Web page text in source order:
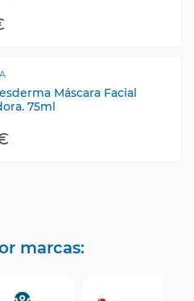
Máscara Facial
75ml
marcas: